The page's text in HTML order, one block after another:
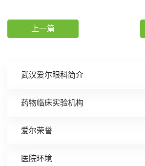
武汉爱尔眼科简介
药物临床实验机构
爱尔荣誉
医院环境
上一篇